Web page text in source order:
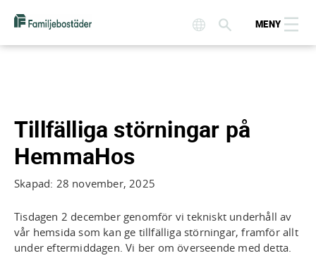
MENY
Tillfälliga störningar på
HemmaHos
Skapad: 28 november, 2025
Tisdagen 2 december genomför vi tekniskt underhåll av
vår hemsida som kan ge tillfälliga störningar, framför allt
under eftermiddagen. Vi ber om överseende med detta.